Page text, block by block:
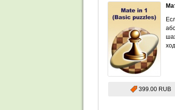
399.00 RUB